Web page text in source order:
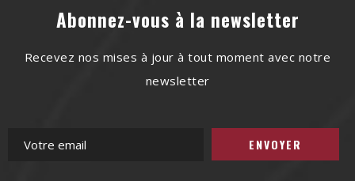
Abonnez-vous à la newsletter
Recevez nos mises à jour à tout moment avec notre
newsletter